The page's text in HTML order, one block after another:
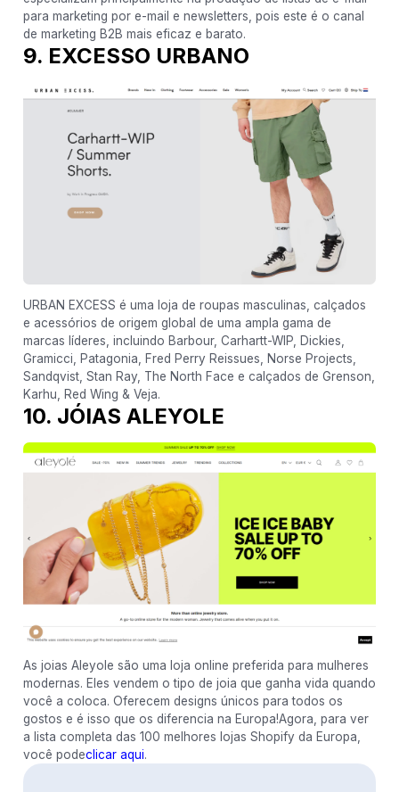
para marketing por e-mail e newsletters, pois este é o canal
de marketing B2B mais eficaz e barato.
9. EXCESSO URBANO
URBAN EXCESS é uma loja de roupas masculinas, calçados
e acessórios de origem global de uma ampla gama de
marcas líderes, incluindo Barbour, Carhartt-WIP, Dickies,
Gramicci, Patagonia, Fred Perry Reissues, Norse Projects,
Sandqvist, Stan Ray, The North Face e calçados de Grenson,
Karhu, Red Wing & Veja.
10. JÓIAS ALEYOLE
As joias Aleyole são uma loja online preferida para mulheres
modernas. Eles vendem o tipo de joia que ganha vida quando
você a coloca. Oferecem designs únicos para todos os
gostos e é isso que os diferencia na Europa!Agora, para ver
a lista completa das 100 melhores lojas Shopify da Europa,
você podeclicar aqui.